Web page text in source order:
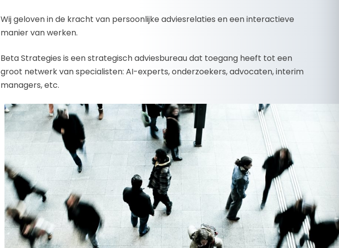
Wij geloven in de kracht van persoonlijke adviesrelaties en een interactieve
manier van werken.
Beta Strategies is een strategisch adviesbureau dat toegang heeft tot een
groot netwerk van specialisten: AI-experts, onderzoekers, advocaten, interim
managers, etc.